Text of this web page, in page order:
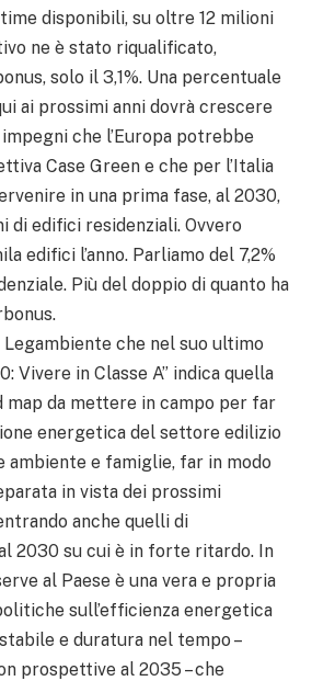
disponibili, su oltre 12 milioni
ne è stato riqualificato,
solo il 3,1%. Una percentuale
ai prossimi anni dovrà crescere
che l’Europa potrebbe
Case Green e che per l’Italia
in una prima fase, al 2030,
di edifici residenziali. Ovvero
edifici l’anno. Parliamo del 7,2%
Più del doppio di quanto ha
che nel suo ultimo
Vivere in Classe A” indica quella
map da mettere in campo per far
energetica del settore edilizio
ambiente e famiglie, far in modo
in vista dei prossimi
anche quelli di
2030 su cui è in forte ritardo. In
al Paese è una vera e propria
sull’efficienza energetica
e duratura nel tempo –
prospettive al 2035 – che